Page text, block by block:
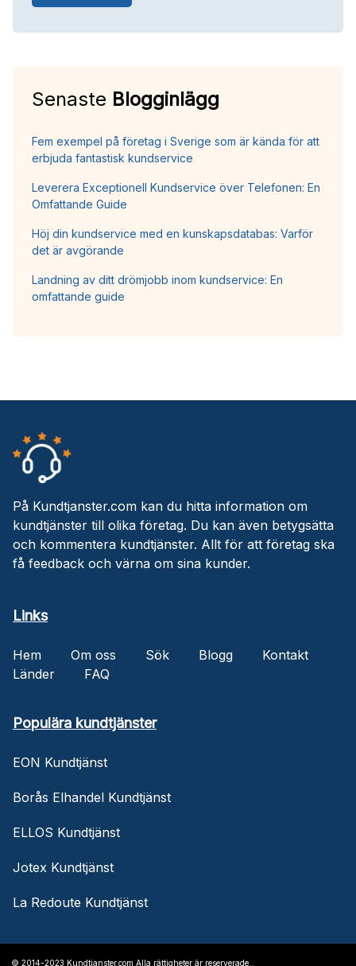
Senaste Blogginlägg
Fem exempel på företag i Sverige som är kända för att
erbjuda fantastisk kundservice
Leverera Exceptionell Kundservice över Telefonen: En
Omfattande Guide
Höj din kundservice med en kunskapsdatabas: Varför
det är avgörande
Landning av ditt drömjobb inom kundservice: En
omfattande guide
På Kundtjanster.com kan du hitta information om
kundtjänster till olika företag. Du kan även betygsätta
och kommentera kundtjänster. Allt för att företag ska
få feedback och värna om sina kunder.
Links
Hem Om oss Sök Blogg
Kontakt
Länder
FAQ
Populära kundtjänster
EON Kundtjänst
Borås Elhandel Kundtjänst
ELLOS Kundtjänst
Jotex Kundtjänst
La Redoute Kundtjänst
© 2014-2023 Kundtjanster.com Alla rättigheter är reserverade..